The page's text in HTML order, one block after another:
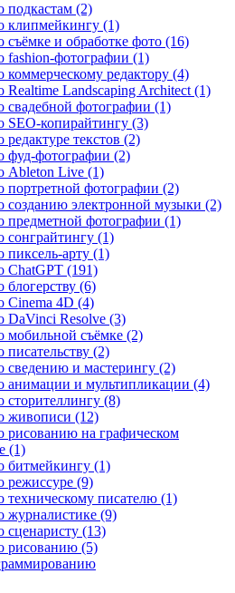
подкастам (2)
клипмейкингу (1)
съёмке и обработке фото (16)
fashion-фотографии (1)
коммерческому редактору (4)
Realtime Landscaping Architect (1)
свадебной фотографии (1)
SEO-копирайтингу (3)
текстов (2)
фуд-фотографии (2)
Ableton Live (1)
портретной фотографии (2)
созданию электронной музыки (2)
предметной фотографии (1)
сонграйтингу (1)
пиксель-арту (1)
ChatGPT (191)
блогерству (6)
Cinema 4D (4)
DaVinci Resolve (3)
мобильной съёмке (2)
(2)
сведению и мастерингу (2)
анимации и мультипликации (4)
сторителлингу (8)
живописи (12)
рисованию на графическом
(1)
битмейкингу (1)
режиссуре (9)
техническому писателю (1)
журналистике (9)
сценаристу (13)
рисованию (5)